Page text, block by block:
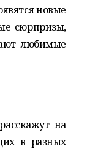
новые
сюрпризы,
любимые
на
в разных